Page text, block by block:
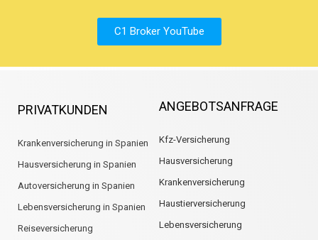
C1 Broker YouTube
PRIVATKUNDEN
Krankenversicherung in Spanien
Hausversicherung in Spanien
Autoversicherung in Spanien
Lebensversicherung in Spanien
Reiseversicherung
ANGEBOTSANFRAGE
Kfz-Versicherung
Hausversicherung
Krankenversicherung
Haustierversicherung
Lebensversicherung